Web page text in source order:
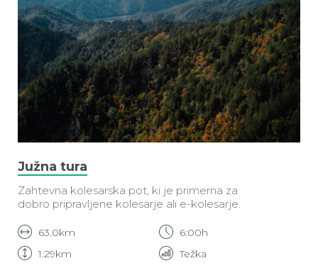
Južna tura
Zahtevna kolesarska pot, ki je primerna za
dobro pripravljene kolesarje ali e-kolesarje.
63.0km
6:00h
1.29km
Težka